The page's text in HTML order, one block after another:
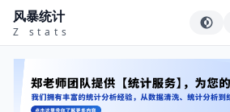
风暴统计
Z stats